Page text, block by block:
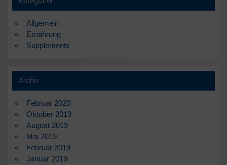
Allgemein
Ernährung
Supplements
Archiv
Februar 2020
Oktober 2019
August 2019
Mai 2019
Februar 2019
Januar 2019